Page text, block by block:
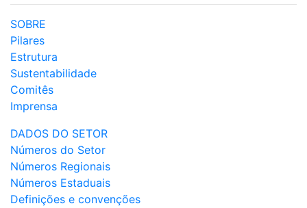
SOBRE
Pilares
Estrutura
Sustentabilidade
Comitês
Imprensa
DADOS DO SETOR
Números do Setor
Números Regionais
Números Estaduais
Definições e convenções